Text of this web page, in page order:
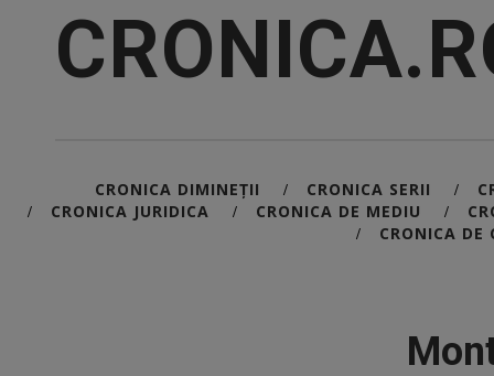
CRONICA DIMINEȚII / CRONICA SERII /
/ CRONICA JURIDICA / CRONICA DE MEDIU /
/ CRONICA DE